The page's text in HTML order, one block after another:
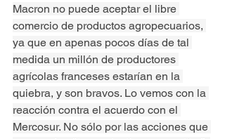
Macron no puede aceptar el libre
comercio de productos agropecuarios,
ya que en apenas pocos días de tal
medida un millón de productores
agrícolas franceses estarían en la
quiebra, y son bravos. Lo vemos con la
reacción contra el acuerdo con el
Mercosur. No sólo por las acciones que